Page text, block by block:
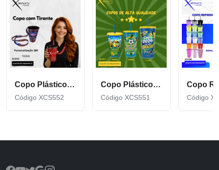
Copo Plástico de 550 ML com Tirante Personalizado XCS552
Código XCS552
Copo Plástico personalizado In Mold Label 360 XCS551
Código XCS551 Código